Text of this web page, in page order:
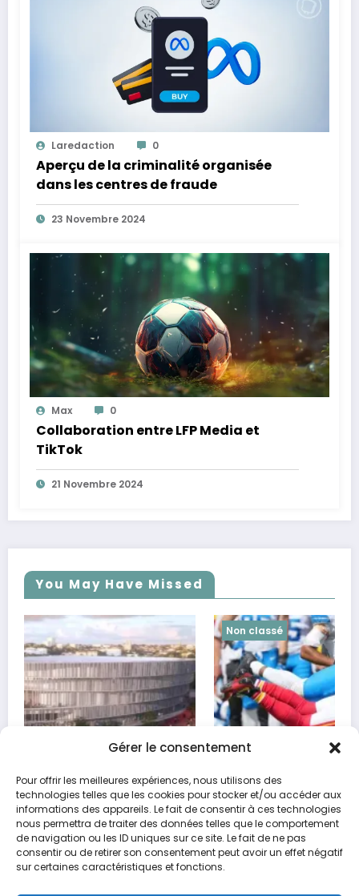
Gérer le consentement
Pour offrir les meilleures expériences, nous utilisons des
technologies telles que les cookies pour stocker et/ou accéder aux
informations des appareils. Le fait de consentir à ces technologies
nous permettra de traiter des données telles que le comportement
de navigation ou les ID uniques sur ce site. Le fait de ne pas
consentir ou de retirer son consentement peut avoir un effet négatif
sur certaines caractéristiques et fonctions.
Laredaction 0
Aperçu de la criminalité organisée
dans les centres de fraude
23 Novembre 2024
Max 0
Collaboration entre LFP Media et
TikTok
21 Novembre 2024
You May Have Missed
Non classé
Les duels à surveiller cette semaine
20 octobre 2024 Max